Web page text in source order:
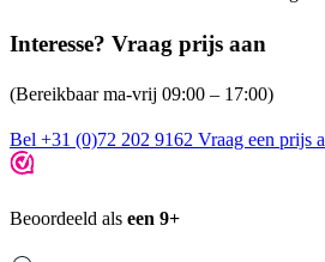
Interesse? Vraag prijs aan
(Bereikbaar ma-vrij 09:00 – 17:00)
Bel +31 (0)72 202 9162 Vraag een prijs
Beoordeeld als een 9+